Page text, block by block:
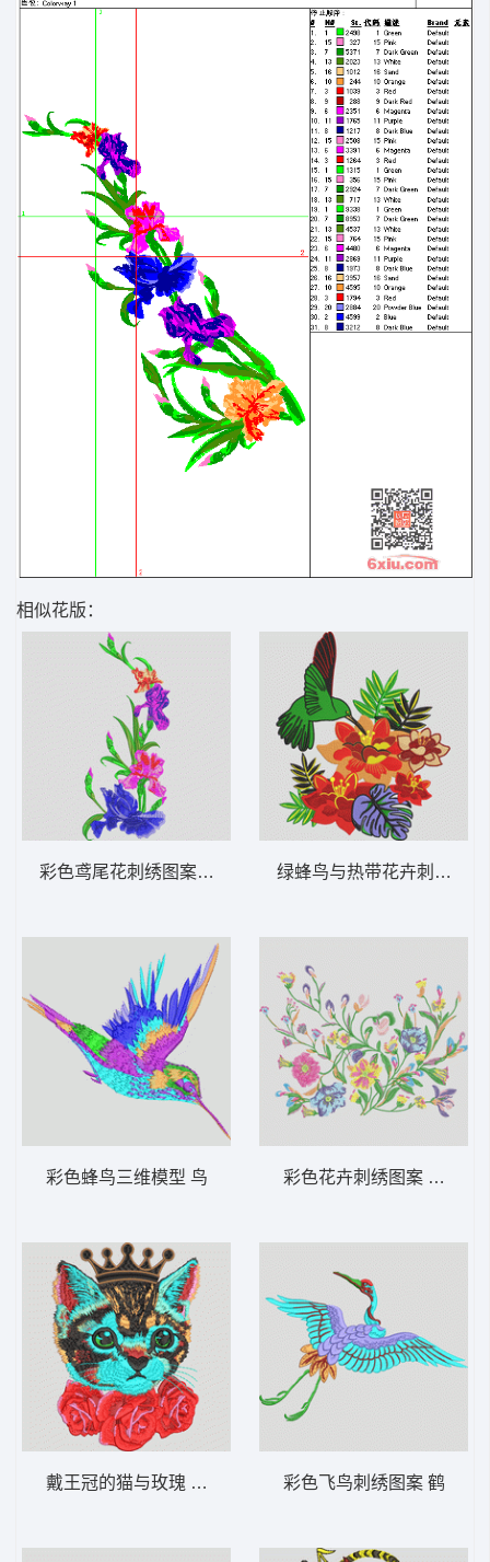
相似花版：
彩色鸢尾花刺绣图案 靓花
彩色蜂鸟三维模型 鸟
戴王冠的猫与玫瑰 猫 皇冠
绿蜂鸟与热带花卉刺绣 鸟
彩色花卉刺绣图案 靓花
彩色飞鸟刺绣图案 鹤